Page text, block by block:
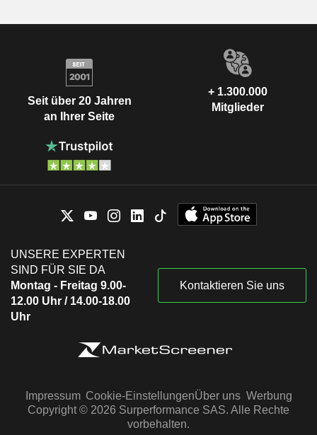
Seit über 20 Jahren
an Ihrer Seite
+ 1.300.000
Mitglieder
UNSERE EXPERTEN
SIND FÜR SIE DA
Montag - Freitag 9.00-
12.00 Uhr / 14.00-18.00
Uhr
Kontaktieren Sie uns
Impressum Cookie-EinstellungenÜber uns Werbung
Copyright © 2026 Surperformance SAS. Alle Rechte
vorbehalten.